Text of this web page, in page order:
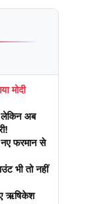
मोदी
लेकिन अब
फरमान से
भी तो नहीं
ऋषिकेश